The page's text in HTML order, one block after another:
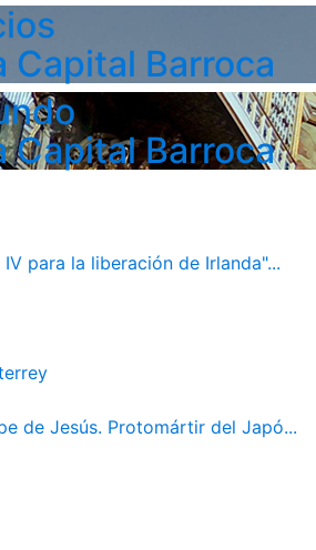
Capital Barroca
Capital Barroca
para la liberación de Irlanda"...
de Jesús. Protomártir del Japó...